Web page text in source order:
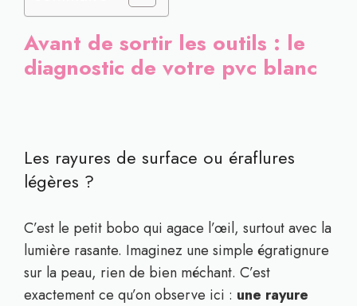
Avant de sortir les outils : le
diagnostic de votre pvc blanc
Les rayures de surface ou éraflures
légères ?
C’est le petit bobo qui agace l’œil, surtout avec la
lumière rasante. Imaginez une simple égratignure
sur la peau, rien de bien méchant. C’est
exactement ce qu’on observe ici : une rayure